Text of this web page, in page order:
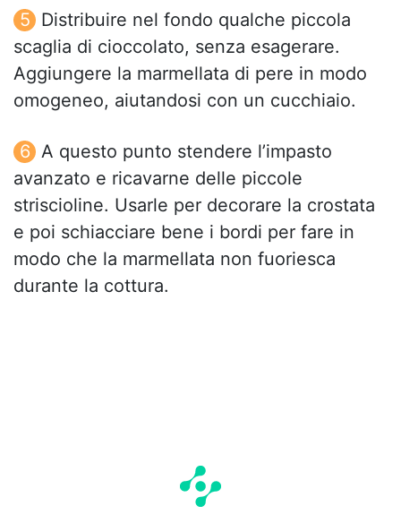
Distribuire nel fondo qualche piccola
scaglia di cioccolato, senza esagerare.
Aggiungere la marmellata di pere in modo
omogeneo, aiutandosi con un cucchiaio.
A questo punto stendere l’impasto
avanzato e ricavarne delle piccole
striscioline. Usarle per decorare la crostata
e poi schiacciare bene i bordi per fare in
modo che la marmellata non fuoriesca
durante la cottura.